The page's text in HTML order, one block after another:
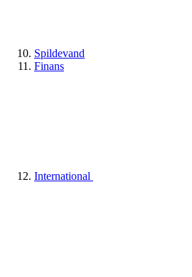
Spildevand
Finans
International